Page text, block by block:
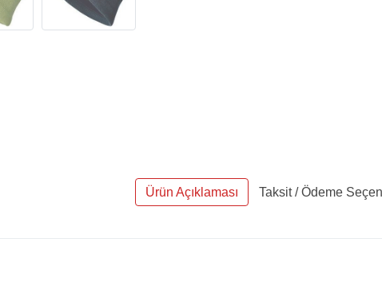
Ürün Açıklaması Taksit / Ödeme